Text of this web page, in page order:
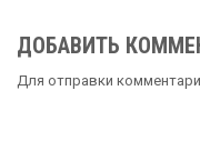
ДОБАВИТЬ
Для отправки